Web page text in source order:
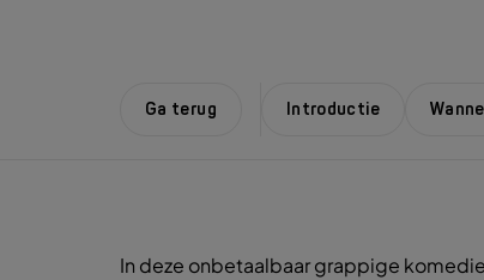
Ga terug Introductie
In deze onbetaalbaar grappige komedie